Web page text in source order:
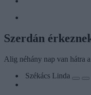
Szerdán
Alig néhány nap van hátra
Székács Linda